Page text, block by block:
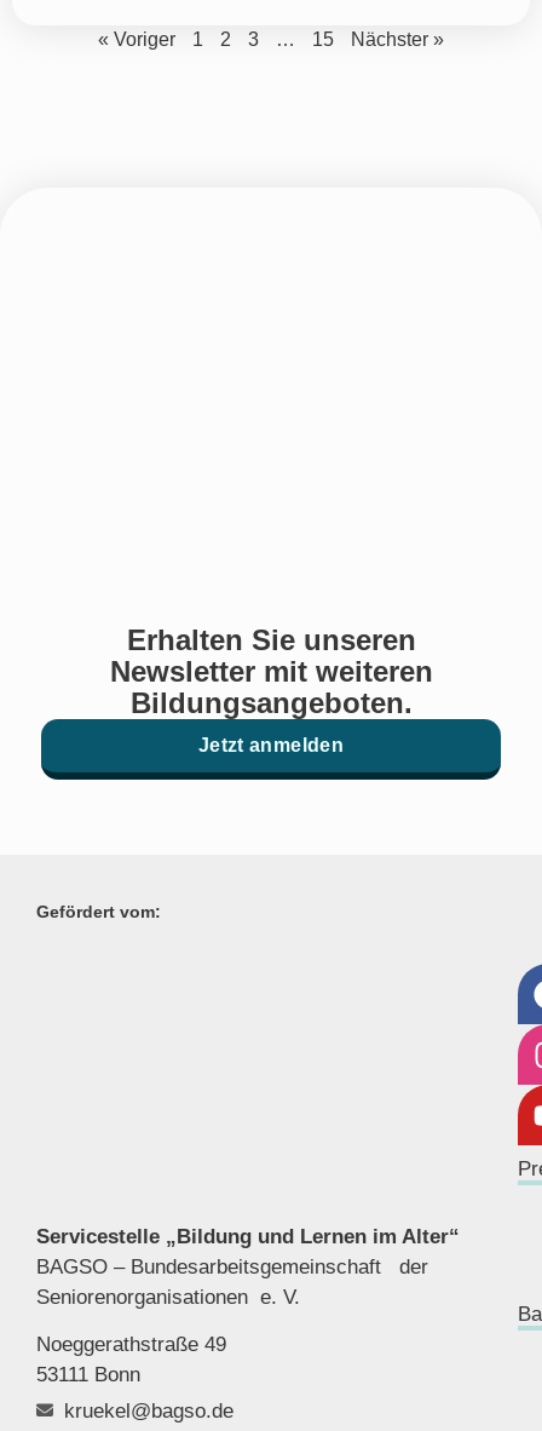
« Voriger 1 2 3 … 15 Nächster »
Erhalten Sie unseren
Newsletter mit weiteren
Bildungsangeboten.
Jetzt anmelden
Gefördert vom:
Servicestelle „Bildung und Lernen im Alter“
BAGSO – Bundesarbeitsgemeinschaft der
Seniorenorganisationen e. V.
Noeggerathstraße 49
53111 Bonn
kruekel@bagso.de